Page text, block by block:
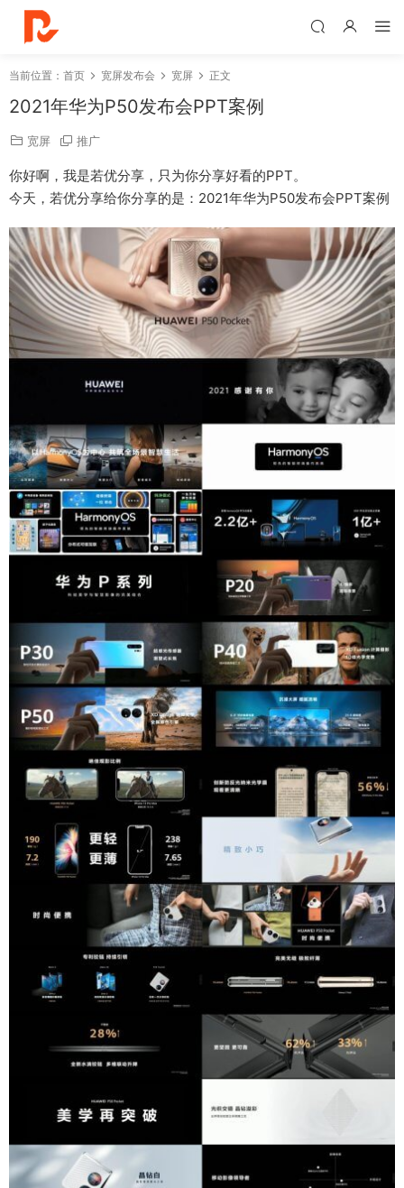
当前位置： 首页 宽屏发布会 宽屏 正文
2021年华为P50发布会PPT案例
宽屏 推广
你好啊，我是若优分享，只为你分享好看的PPT。
今天，若优分享给你分享的是：2021年华为P50发布会PPT案例